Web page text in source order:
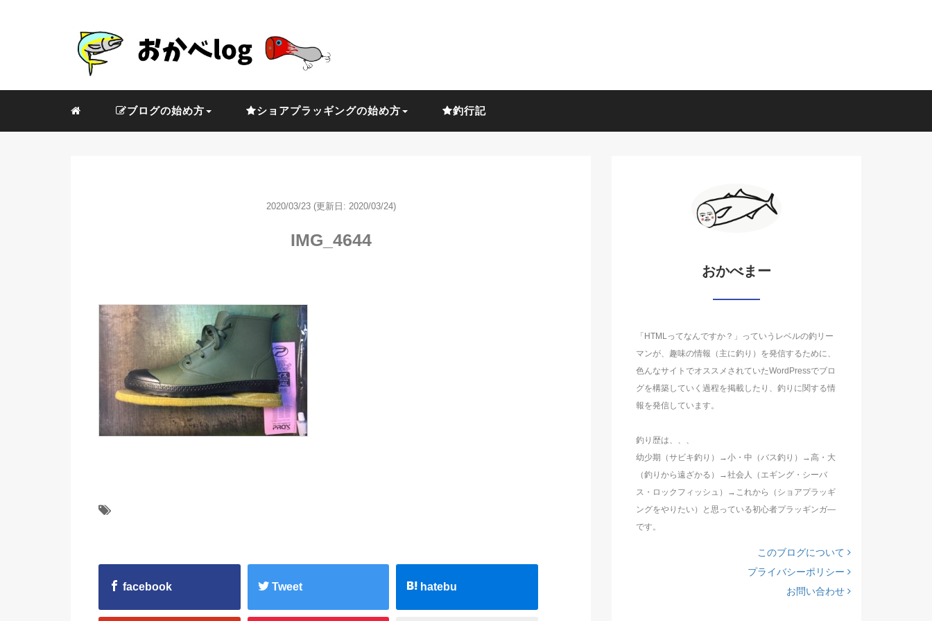
ブログの始め方 ショアプラッギングの始め方 釣行記
2020/03/23 (更新日: 2020/03/24)
IMG_4644
facebook Tweet hatebu
おかべまー
「HTMLってなんですか？」っていうレベルの釣リー
マンが、趣味の情報（主に釣り）を発信するために、
色んなサイトでオススメされていたWordPressでブロ
グを構築していく過程を掲載したり、釣りに関する情
報を発信しています。
釣り歴は、、、
幼少期（サビキ釣り）→小・中（バス釣り）→高・大
（釣りから遠ざかる）→社会人（エギング・シーバ
ス・ロックフィッシュ）→これから（ショアプラッギ
ングをやりたい）と思っている初心者プラッギンガ―
です。
このブログについて
プライバシーポリシー
お問い合わせ